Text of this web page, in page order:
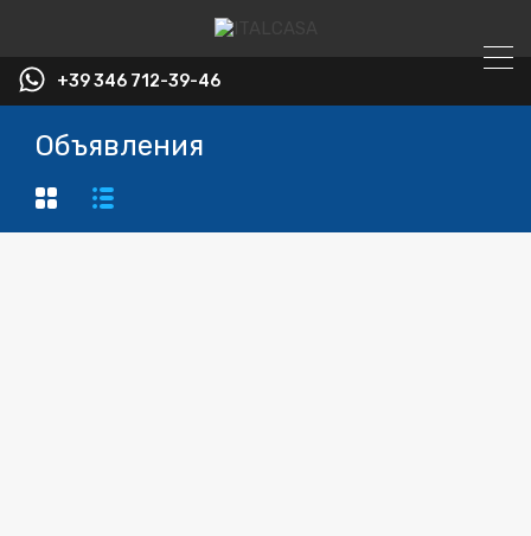
+39 346 712-39-46
Объявления